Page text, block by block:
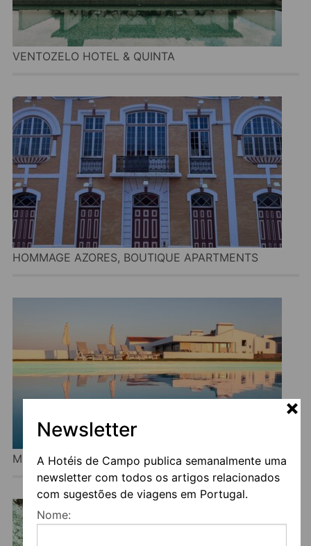
Newsletter
A Hotéis de Campo publica semanalmente uma
newsletter com todos os artigos relacionados
com sugestões de viagens em Portugal.
Nome:
VENTOZELO HOTEL & QUINTA
HOMMAGE AZORES, BOUTIQUE APARTMENTS
MONTE ALTO AGROTURISMO